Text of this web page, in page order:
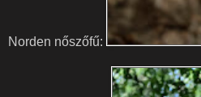
Norden nőszőfű: